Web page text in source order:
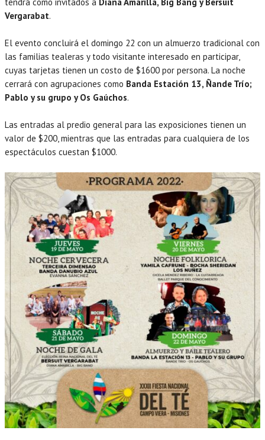
Vergarabat.
El evento concluirá el domingo 22 con un almuerzo tradicional con
las familias tealeras y todo visitante interesado en participar,
cuyas tarjetas tienen un costo de $1600 por persona. La noche
cerrará con agrupaciones como Banda Estación 13, Ñande Trío;
Pablo y su grupo y Os Gaúchos.
Las entradas al predio general para las exposiciones tienen un
valor de $200, mientras que las entradas para cualquiera de los
espectáculos cuestan $1000.